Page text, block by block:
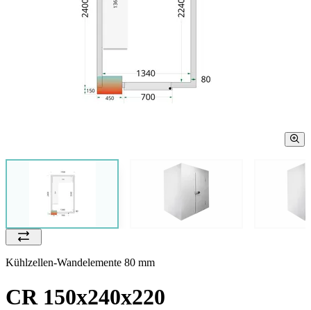
Kühlzellen-Wandelemente 80 mm
CR 150x240x220